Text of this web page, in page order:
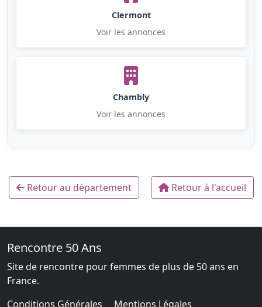
Clermont
Voir les annonces
Chambly
Voir les annonces
Retour au département Retour à l'accueil
Rencontre 50 Ans
Site de rencontre pour femmes de plus de 50 ans en
France.
Conditions Générales
Mentions Légales